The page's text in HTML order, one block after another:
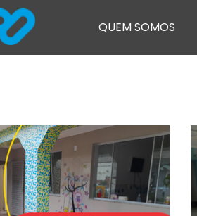
QUEM SOMOS